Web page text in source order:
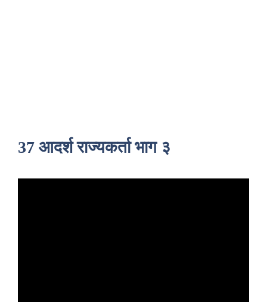
37 आदर्श राज्यकर्ता भाग ३